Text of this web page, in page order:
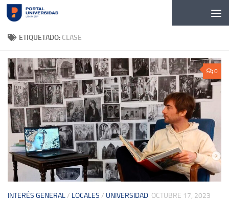
Skip to content
ETIQUETADO: CLASE
0
INTERÉS GENERAL/ LOCALES / UNIVERSIDAD OCTUBRE 17, 2023